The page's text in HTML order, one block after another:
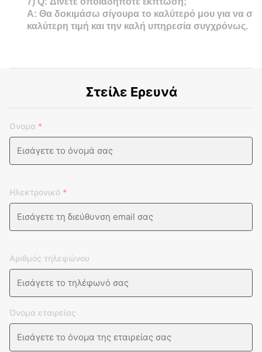
Α: Θα δοκιμάσω σίγουρα το καλύτερό μου για να
καλύτερη τιμή και την καλή υπηρεσία συγχρόνως.
Στείλε Ερευνά
Ονομα *
Ηλεκτρονικό *
Αριθμός τηλεφώνου
Όνομα εταιρείας